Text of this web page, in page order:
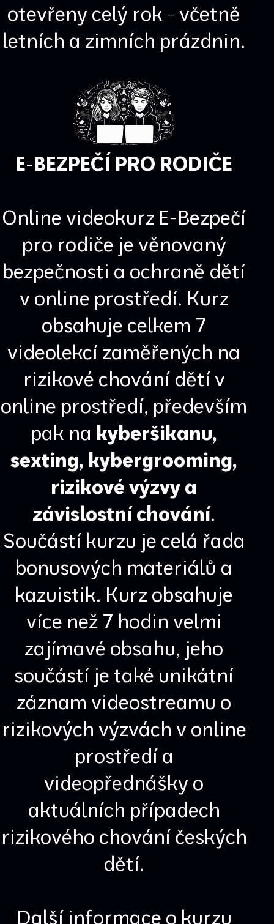
otevřeny celý rok - včetně
letních a zimních prázdnin.
E-BEZPEČÍ PRO RODIČE
Online videokurz E-Bezpečí
pro rodiče je věnovaný
bezpečnosti a ochraně dětí
v online prostředí. Kurz
obsahuje celkem 7
videolekcí zaměřených na
rizikové chování dětí v
online prostředí, především
pak na kyberšikanu,
sexting, kybergrooming,
rizikové výzvy a
závislostní chování.
Součástí kurzu je celá řada
bonusových materiálů a
kazuistik. Kurz obsahuje
více než 7 hodin velmi
zajímavé obsahu, jeho
součástí je také unikátní
záznam videostreamu o
rizikových výzvách v online
prostředí a
videopřednášky o
aktuálních případech
rizikového chování českých
dětí.
Další informace o kurzu